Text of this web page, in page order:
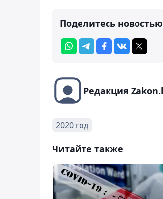
Поделитесь
Редакция
2020 год
Читайте также